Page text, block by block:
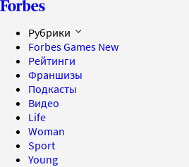
Рубрики
Forbes Games New
Рейтинги
Франшизы
Подкасты
Видео
Life
Woman
Sport
Young